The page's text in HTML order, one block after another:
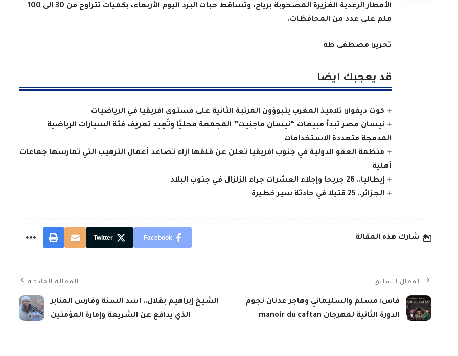
الأمطار الرعدية الغزيرة المصحوبة برياح، وتساقط حبات البرد اليوم الأربعاء، بكميات تتراوح من 30 إلى 100
ملم على عدد من المحافظات.
تحرير: مصطفى طه
قد يعجبك ايضا
كوت ديفوار: تلاميذ المغرب يتبوؤون المرتبة الثانية على مستوى افريقيا في الرياضيات
نيسان مصر تبدأ مبيعات “نيسان ماجنيت” المجمعة محليًا وتُعِيد تعريف فئة السيارات الرياضية
المدمجة متعددة الاستخدامات
منظمة العفو الدولية في جنوب إفريقيا تعلن عن قلقها إزاء تصاعد أعمال الترهيب التي تمارسها جماعات
أهلية
إيطاليا.. 26 جريحا وإجلاء العشرات جراء الزلزال في جنوب البلاد
الجزائر.. 25 قتيلا في حادثة سير خطيرة
شارك هذه المقالة Facebook
Twitter
المقال السابق
فاس: مسلم والسليماني وهاجر عدنان نجوم
الدورة الثانية لمهرجان manoir du caftan
المقالة القادمة
الشيخ إبراهيم بقلال.. أسد السنة وفارس المنابر
الذي يدافع عن الشريعة وإمارة المؤمنين